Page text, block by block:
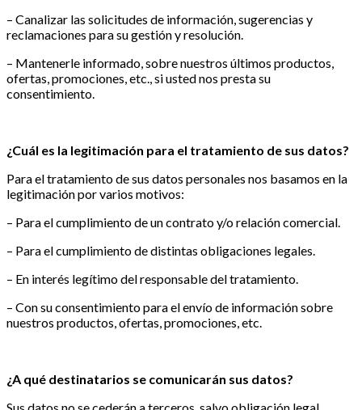
– Canalizar las solicitudes de información, sugerencias y
reclamaciones para su gestión y resolución.
– Mantenerle informado, sobre nuestros últimos productos,
ofertas, promociones, etc., si usted nos presta su
consentimiento.
¿Cuál es la legitimación para el tratamiento de sus datos?
Para el tratamiento de sus datos personales nos basamos en la
legitimación por varios motivos:
– Para el cumplimiento de un contrato y/o relación comercial.
– Para el cumplimiento de distintas obligaciones legales.
– En interés legítimo del responsable del tratamiento.
– Con su consentimiento para el envío de información sobre
nuestros productos, ofertas, promociones, etc.
¿A qué destinatarios se comunicarán sus datos?